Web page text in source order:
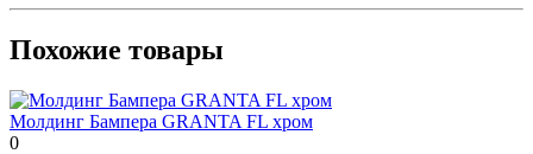
Похожие товары
Молдинг Бампера GRANTA FL хром
0